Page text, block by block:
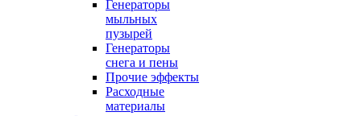
Генераторы
мыльных
пузырей
Генераторы
снега и пены
Прочие эффекты
Расходные
материалы